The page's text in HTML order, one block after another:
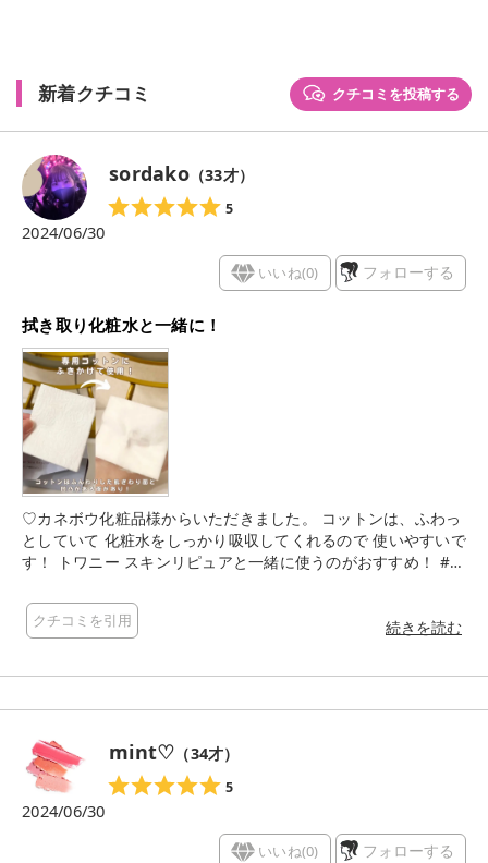
新着クチコミ クチコミを投稿する
sordako（33才）
5
2024/06/30
いいね(0) フォローする
拭き取り化粧水と一緒に！
♡カネボウ化粧品様からいただきました。 コットンは、ふわっ
としていて 化粧水をしっかり吸収してくれるので 使いやすいで
す！ トワニー スキンリピュアと一緒に使うのがおすすめ！ #P
クチコミを引用
続きを読む
mint♡ （34才）
5
2024/06/30
いいね(0) フォローする